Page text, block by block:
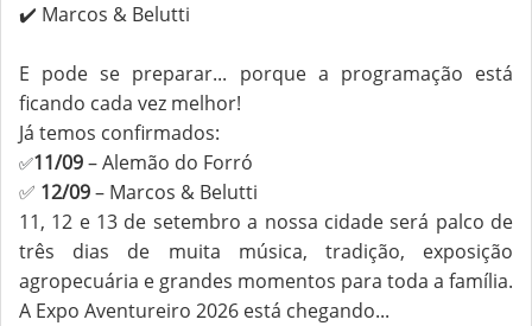
✔️ Marcos & Belutti
E pode se preparar... porque a programação está
ficando cada vez melhor!
Já temos confirmados:
✅11/09– Alemão do Forró
✅ 12/09– Marcos & Belutti
11, 12 e 13 de setembro a nossa cidade será palco de
três dias de muita música, tradição, exposição
agropecuária e grandes momentos para toda a família.
A Expo Aventureiro 2026 está chegando...